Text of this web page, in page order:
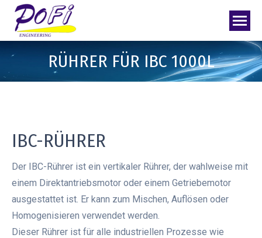
RÜHRER FÜR IBC 1000L
IBC-RÜHRER
Der IBC-Rührer ist ein vertikaler Rührer, der wahlweise mit
einem Direktantriebsmotor oder einem Getriebemotor
ausgestattet ist. Er kann zum Mischen, Auflösen oder
Homogenisieren verwendet werden.
Dieser Rührer ist für alle industriellen Prozesse wie